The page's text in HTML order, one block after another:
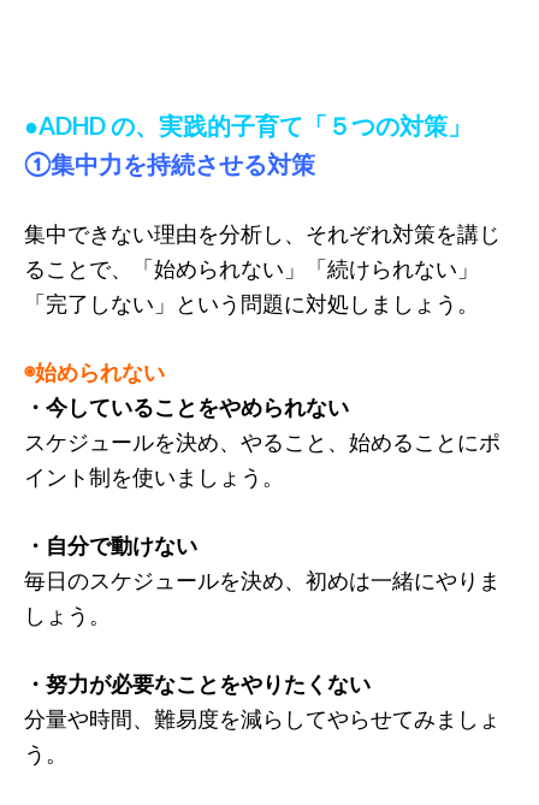
●ADHD の、実践的子育て「５つの対策」
①集中力を持続させる対策
集中できない理由を分析し、それぞれ対策を講じ
ることで、「始められない」「続けられない」
「完了しない」という問題に対処しましょう。
◉始められない
・今していることをやめられない
スケジュールを決め、やること、始めることにポ
イント制を使いましょう。
・自分で動けない
毎日のスケジュールを決め、初めは一緒にやりま
しょう。
・努力が必要なことをやりたくない
分量や時間、難易度を減らしてやらせてみましょ
う。